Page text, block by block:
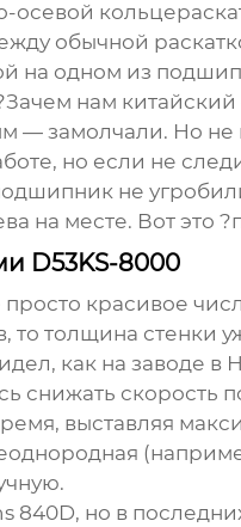
осевой
обычной
на одном из
нам
— замолчали. Но не
но если не
не
на месте. Вот это
D53KS-8000
красивое
то толщина стенки
как на заводе в
снижать скорость
выставляя
но в